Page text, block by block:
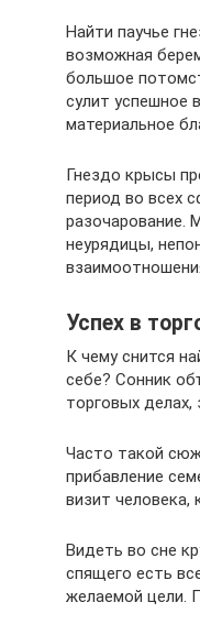
Найти паучье
возможная
большое
сулит успешное
материальное
Гнездо крысы
период во всех
неурядицы,
Успех в
К чему снится
себе? Сонник
торговых делах,
Часто такой
прибавление
визит человека,
Видеть во сне
спящего есть
желаемой цели.